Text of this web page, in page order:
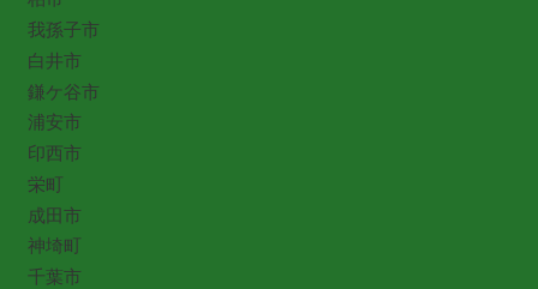
我孫子市
白井市
鎌ケ谷市
浦安市
印西市
栄町
成田市
神埼町
千葉市